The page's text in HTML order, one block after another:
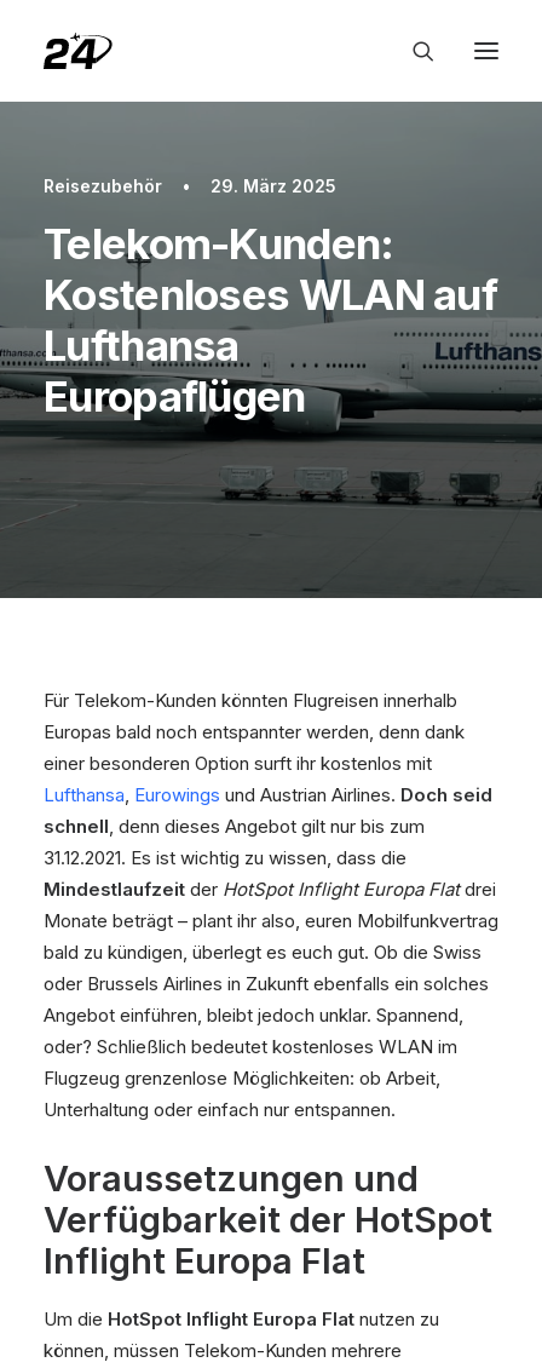
Reisezubehör • 29. März 2025
Telekom-Kunden:
Kostenloses WLAN auf
Lufthansa
Europaflügen
Für Telekom-Kunden könnten Flugreisen innerhalb
Europas bald noch entspannter werden, denn dank
einer besonderen Option surft ihr kostenlos mit
Lufthansa, Eurowings und Austrian Airlines. Doch seid
schnell, denn dieses Angebot gilt nur bis zum
31.12.2021. Es ist wichtig zu wissen, dass die
Mindestlaufzeit der HotSpot Inflight Europa Flatdrei
Monate beträgt – plant ihr also, euren Mobilfunkvertrag
bald zu kündigen, überlegt es euch gut. Ob die Swiss
oder Brussels Airlines in Zukunft ebenfalls ein solches
Angebot einführen, bleibt jedoch unklar. Spannend,
oder? Schließlich bedeutet kostenloses WLAN im
Flugzeug grenzenlose Möglichkeiten: ob Arbeit,
Unterhaltung oder einfach nur entspannen.
Voraussetzungen und
Verfügbarkeit der HotSpot
Inflight Europa Flat
Um die HotSpot Inflight Europa Flat nutzen zu
können, müssen Telekom-Kunden mehrere